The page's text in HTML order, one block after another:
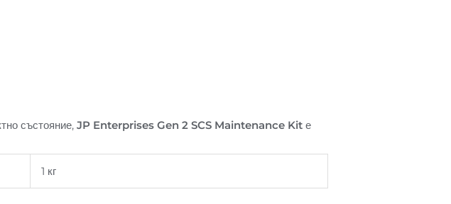
състояние,JP Enterprises Gen 2 SCS Maintenance Kit е
1 кг